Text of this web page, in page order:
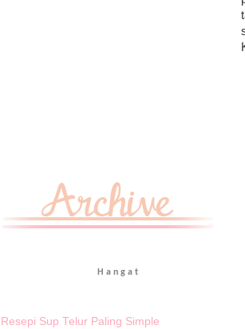
Hangat
Resepi Sup Telur Paling Simple